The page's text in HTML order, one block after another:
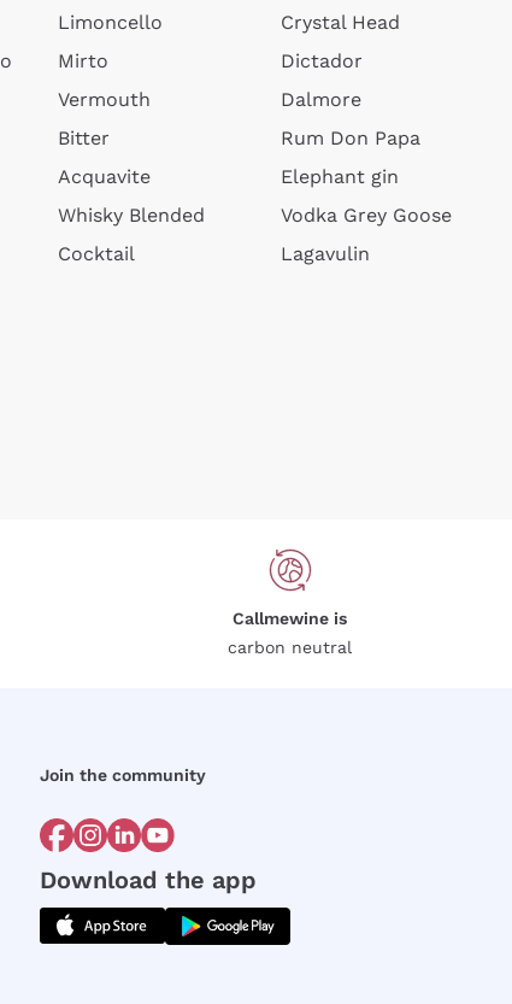
Limoncello
Mirto
Vermouth
Bitter
Acquavite
Whisky Blended
Cocktail
Crystal Head
Dictador
Dalmore
Rum Don Papa
Elephant gin
Vodka Grey Goose
Lagavulin
Callmewine is
carbon neutral
Join the community
Download the app